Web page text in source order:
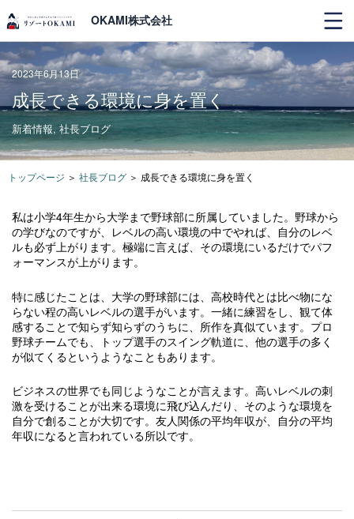
OKAMI株式会社
2023年6月13日
成長できる環境に身を置く
新着情報, 社長ブログ
トップページ ＞ 社長ブログ ＞ 成長できる環境に身を置く
私は小学4年生から大学まで野球部に所属していました。野球から
の学びなのですが、レベルの高い環境の中でやれば、自分のレベ
ルも必ず上がります。極端に言えば、その環境にいるだけでパフ
ォーマンスが上がります。
特に感じたことは、大学の野球部には、高校時代とは比べ物にな
らない程の高いレベルの選手がいます。一緒に練習をし、観て体
感することで知らず知らずのうちに、所作を真似ています。プロ
野球チームでも、トップ選手のスイング軌道に、他の選手の多く
が似てくるというようなこともあります。
ビジネスの世界でも同じようなことが言えます。高いレベルの刺
激を受けることが出来る環境に飛び込んだり、そのような環境を
自分で創ることが大切です。友人関係の平均年収が、自分の平均
年収になると言われている所以です。